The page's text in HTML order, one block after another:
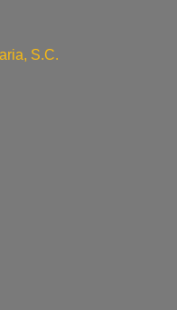
S.C.